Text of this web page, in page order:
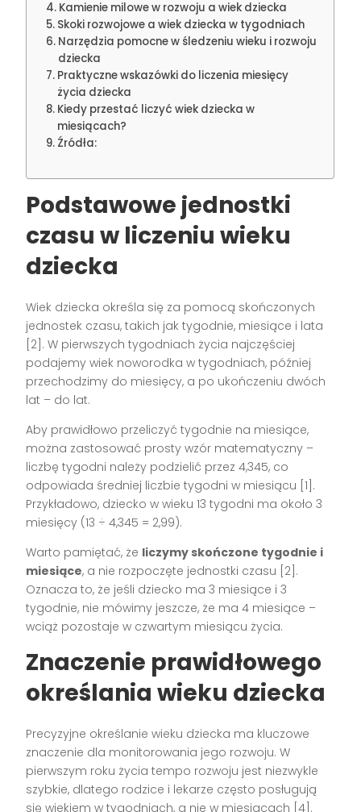
Kamienie milowe w rozwoju a wiek dziecka
Skoki rozwojowe a wiek dziecka w tygodniach
Narzędzia pomocne w śledzeniu wieku i rozwoju
dziecka
Praktyczne wskazówki do liczenia miesięcy
życia dziecka
Kiedy przestać liczyć wiek dziecka w
miesiącach?
Źródła:
Podstawowe jednostki
czasu w liczeniu wieku
dziecka
Wiek dziecka określa się za pomocą skończonych
jednostek czasu, takich jak tygodnie, miesiące i lata
[2]. W pierwszych tygodniach życia najczęściej
podajemy wiek noworodka w tygodniach, później
przechodzimy do miesięcy, a po ukończeniu dwóch
lat – do lat.
Aby prawidłowo przeliczyć tygodnie na miesiące,
można zastosować prosty wzór matematyczny –
liczbę tygodni należy podzielić przez 4,345, co
odpowiada średniej liczbie tygodni w miesiącu [1].
Przykładowo, dziecko w wieku 13 tygodni ma około 3
miesięcy (13 ÷ 4,345 = 2,99).
Warto pamiętać, że liczymy skończone tygodnie i
miesiące, a nie rozpoczęte jednostki czasu [2].
Oznacza to, że jeśli dziecko ma 3 miesiące i 3
tygodnie, nie mówimy jeszcze, że ma 4 miesiące –
wciąż pozostaje w czwartym miesiącu życia.
Znaczenie prawidłowego
określania wieku dziecka
Precyzyjne określanie wieku dziecka ma kluczowe
znaczenie dla monitorowania jego rozwoju. W
pierwszym roku życia tempo rozwoju jest niezwykle
szybkie, dlatego rodzice i lekarze często posługują
się wiekiem w tygodniach, a nie w miesiącach [4].